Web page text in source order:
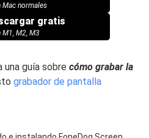
Mac normales
gratis
M1, M2, M3
una guía sobrecómo grabar la
grabador de pantalla